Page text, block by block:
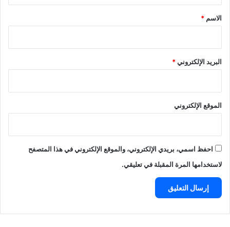
*
الاسم *
البريد الإلكتروني*
الموقع الإلكتروني
احفظ اسمي، بريدي الإلكتروني، والموقع الإلكتروني في هذا المتصفح
لاستخدامها المرة المقبلة في تعليقي.